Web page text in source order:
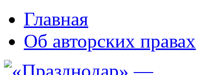
Главная
Об авторских правах